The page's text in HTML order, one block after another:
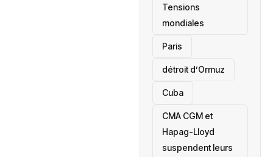
Tensions
mondiales
Paris
détroit d’Ormuz
‎Cuba
CMA CGM et
Hapag-Lloyd
suspendent leurs